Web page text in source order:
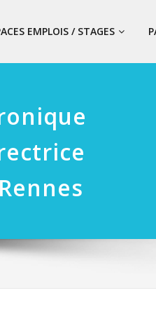
EMPLOIS / STAGES